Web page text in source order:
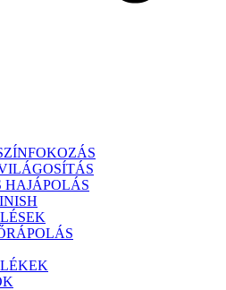
HAJÁPOLÁS